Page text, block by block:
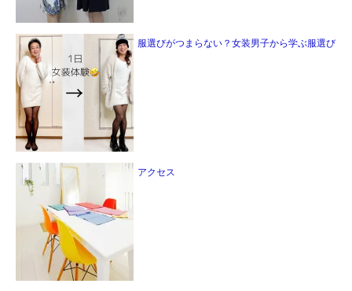
服選びがつまらない？女装男子から学ぶ服選び
アクセス